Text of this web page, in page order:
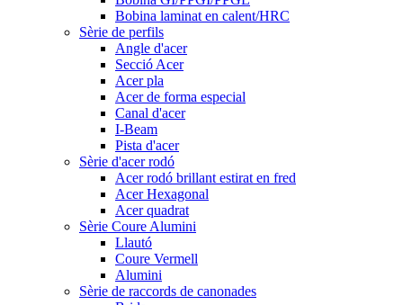
Bobina laminat en calent/HRC
Sèrie de perfils
Angle d'acer
Secció Acer
Acer pla
Acer de forma especial
Canal d'acer
I-Beam
Pista d'acer
Sèrie d'acer rodó
Acer rodó brillant estirat en fred
Acer Hexagonal
Acer quadrat
Sèrie Coure Alumini
Llautó
Coure Vermell
Alumini
Sèrie de raccords de canonades